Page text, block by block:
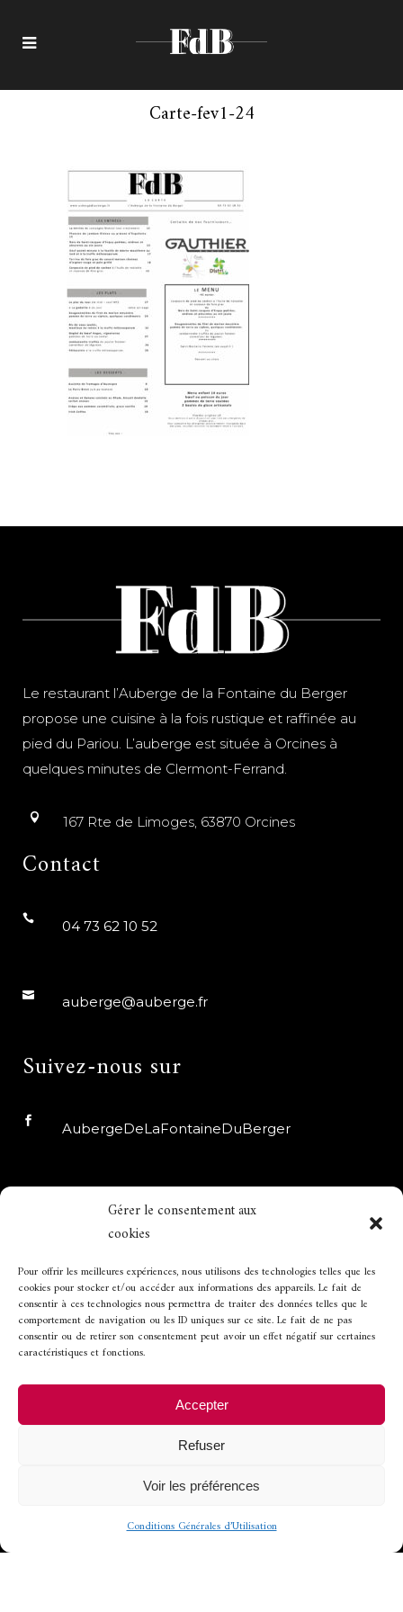
Gérer le consentement aux
cookies
Pour offrir les meilleures expériences, nous utilisons des technologies telles que les
cookies pour stocker et/ou accéder aux informations des appareils. Le fait de
consentir à ces technologies nous permettra de traiter des données telles que le
comportement de navigation ou les ID uniques sur ce site. Le fait de ne pas
consentir ou de retirer son consentement peut avoir un effet négatif sur certaines
caractéristiques et fonctions.
Accepter
Refuser
Voir les préférences
Conditions Générales d’Utilisation
Carte-fev1-24
Le restaurant l’Auberge de la Fontaine du Berger
propose une cuisine à la fois rustique et raffinée au
pied du Pariou. L’auberge est située à Orcines à
quelques minutes de Clermont-Ferrand.
167 Rte de Limoges, 63870 Orcines
Contact
04 73 62 10 52
auberge@auberge.fr
Suivez-nous sur
AubergeDeLaFontaineDuBerger
auberge_fdb
Horaires d’ouverture
Ouvert de 12h à 13h45 et de 19h30 à 21h.
Fermeture les
mercredi soir et dimanche soir